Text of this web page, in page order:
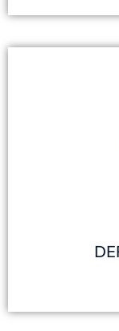
Registro
utilidad -